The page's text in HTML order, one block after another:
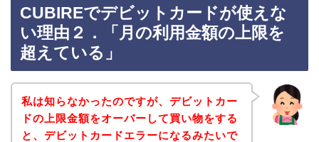
CUBIREでデビットカードが使えな
い理由２．「月の利用金額の上限を
超えている」
私は知らなかったのですが、デビットカー
ドの上限金額をオーバーして買い物をする
と、デビットカードエラーになるみたいで